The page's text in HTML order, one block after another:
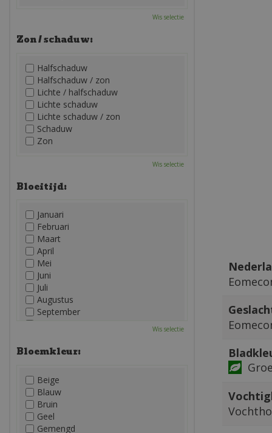
Wis selectie
Zon / schaduw:
Halfschaduw
Halfschaduw / zon
Lichte / halfschaduw
Lichte schaduw
Lichte schaduw / zon
Schaduw
Zon
Wis selectie
Bloeitijd:
Januari
Februari
Maart
April
Mei
Juni
Juli
Augustus
September
December
Wis selectie
Bloemkleur:
Beige
Blauw
Bruin
Geel
Gemengd